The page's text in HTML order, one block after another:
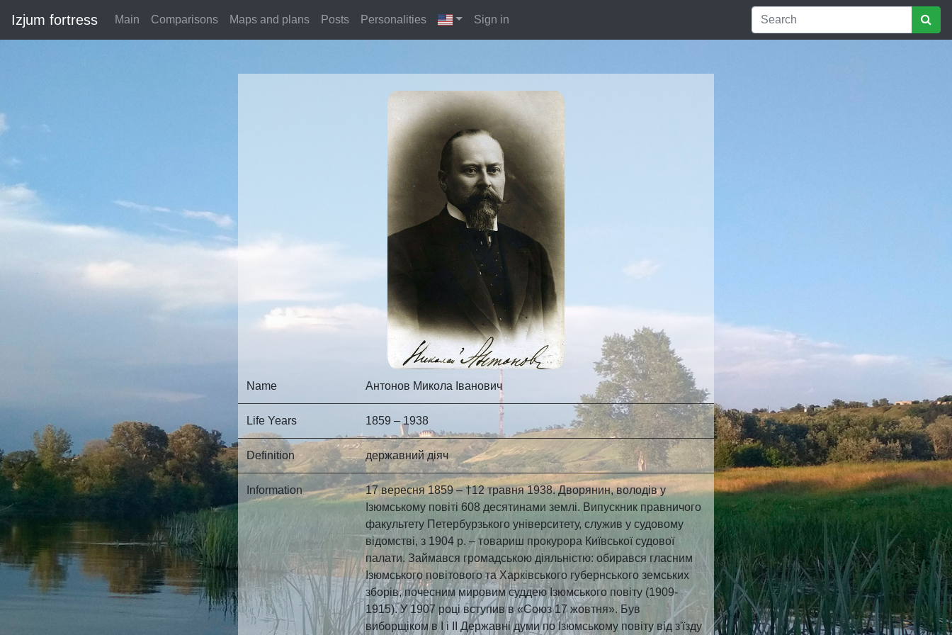
Izjum fortress Main Comparisons Maps and plans Posts Personalities Sign in
Name Антонов Микола Іванович
Life Years 1859 – 1938
Definition державний діяч
Information
17 вересня 1859 – †12 травня 1938. Дворянин, володів у
Ізюмському повіті 608 десятинами землі. Випускник правничого
факультету Петербурзького університету, служив у судовому
відомстві, з 1904 р. – товариш прокурора Київської судової
палати. Займався громадською діяльністю: обирався гласним
Ізюмського повітового та Харківського губернського земських
зборів, почесним мировим суддею Ізюмського повіту (1909-
1915). У 1907 році вступив в «Союз 17 жовтня». Був
виборщіком в I і II Державні думи по Ізюмському повіту від з'їзду